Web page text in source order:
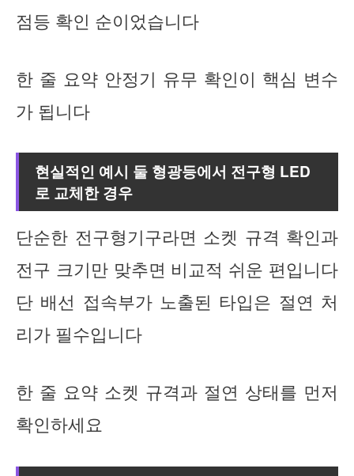
점등 확인 순이었습니다
한 줄 요약 안정기 유무 확인이 핵심 변수
가 됩니다
현실적인 예시 둘 형광등에서 전구형 LED
로 교체한 경우
단순한 전구형기구라면 소켓 규격 확인과
전구 크기만 맞추면 비교적 쉬운 편입니다
단 배선 접속부가 노출된 타입은 절연 처
리가 필수입니다
한 줄 요약 소켓 규격과 절연 상태를 먼저
확인하세요